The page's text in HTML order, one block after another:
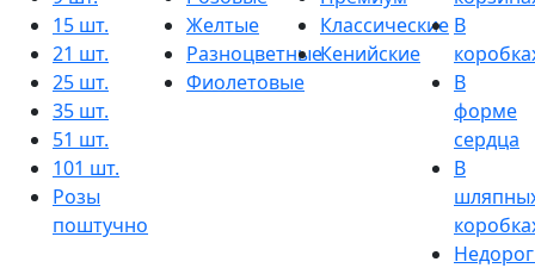
15 шт.
21 шт.
25 шт.
35 шт.
51 шт.
101 шт.
Розы
поштучно
Желтые
Разноцветные
Фиолетовые
Классические
Кенийские
В
В
форме
сердца
В